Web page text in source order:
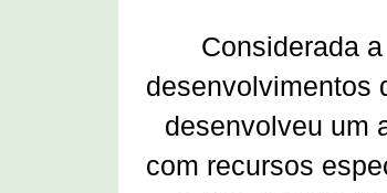
Considerada
desenvolvimentos
desenvolveu um
com recursos